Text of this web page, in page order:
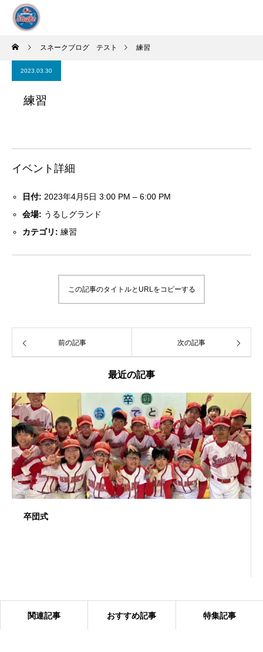
スネークブログ テスト 練習
2023.03.30
練習
イベント詳細
日付: 2023年4月5日 3:00 PM –6:00 PM
会場: うるしグランド
カテゴリ: 練習
この記事のタイトルとURLをコピーする
前の記事 次の記事
最近の記事
卒団式
関連記事 おすすめ記事 特集記事